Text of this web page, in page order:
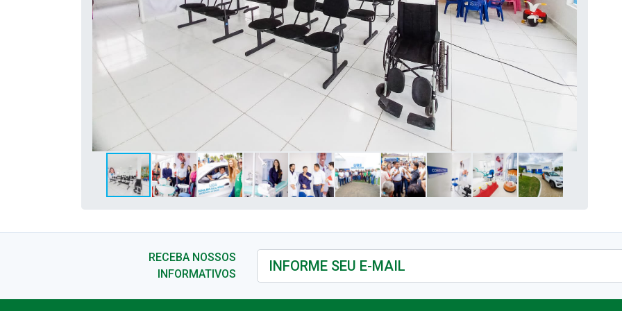
RECEBA NOSSOS
INFORMATIVOS